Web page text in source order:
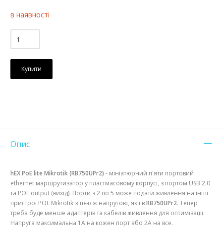
в наявності
Купити
Опис
hEX PoE lite Mikrotik (RB750UPr2) - мініатюрний п'яти портовий
ethernet маршрутизатор у пластмасовому корпусі, з портом USB 2.0
та POE output (вихід). Порти з 2 по 5 може подати живлення на інші
пристрої POE Mikrotik з тією ж напругою, як і вRB750UPr2. Тепер
треба буде менше адаптерів та кабелів живлення для оптимізації.
Напруга максимальна 1A на кожен порт або 2А на все.